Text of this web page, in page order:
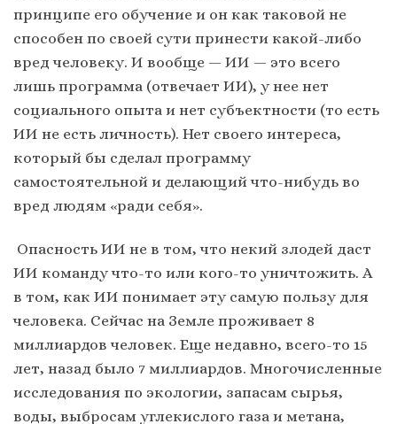
принципе его обучение и он как таковой не
способен по своей сути принести какой-либо
вред человеку. И вообще — ИИ — это всего
лишь программа (отвечает ИИ), у нее нет
социального опыта и нет субъектности (то есть
ИИ не есть личность). Нет своего интереса,
который бы сделал программу
самостоятельной и делающий что-нибудь во
вред людям «ради себя».
Опасность ИИ не в том, что некий злодей даст
ИИ команду что-то или кого-то уничтожить. А
в том, как ИИ понимает эту самую пользу для
человека. Сейчас на Земле проживает 8
миллиардов человек. Еще недавно, всего-то 15
лет, назад было 7 миллиардов. Многочисленные
исследования по экологии, запасам сырья,
воды, выбросам углекислого газа и метана,